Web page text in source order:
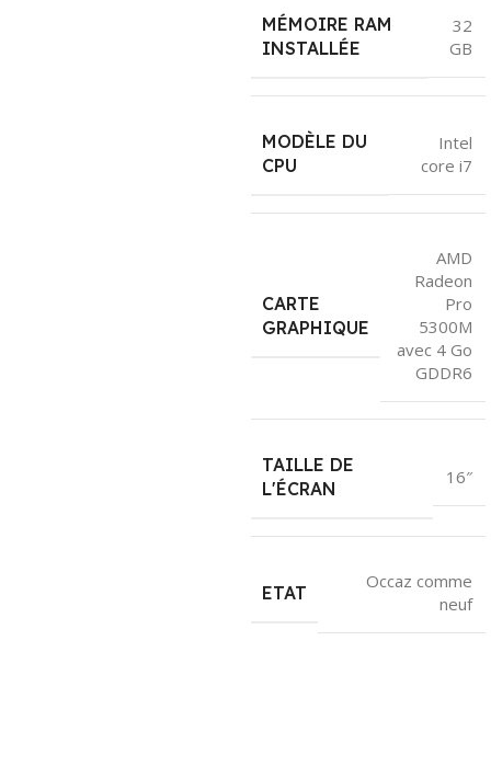
MÉMOIRE RAM
INSTALLÉE
32
GB
MODÈLE DU
CPU
Intel
core i7
CARTE
GRAPHIQUE
AMD
Radeon
Pro
5300M
avec 4 Go
GDDR6
TAILLE DE
L'ÉCRAN
16″
ETAT
Occaz comme
neuf